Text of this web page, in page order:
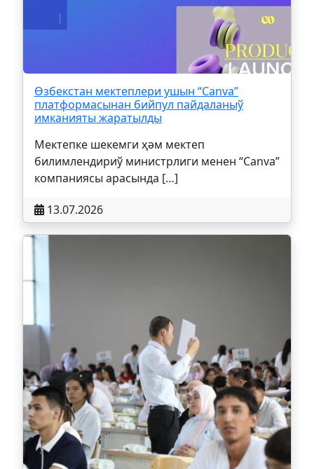
Өзбекстан мектеплери ушын “Canva”
платформасынан бийпул пайдаланыў
имканияты жаратылды
Мектепке шекемги ҳәм мектеп
билимлендириў министрлиги менен “Canva”
компаниясы арасында […]
13.07.2026